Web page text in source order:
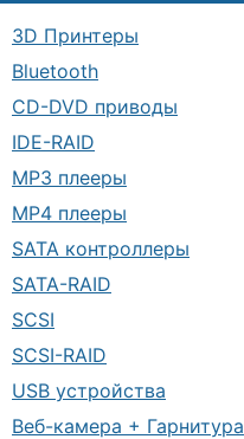
3D Принтеры
Bluetooth
CD-DVD приводы
IDE-RAID
MP3 плееры
MP4 плееры
SATA контроллеры
SATA-RAID
SCSI
SCSI-RAID
USB устройства
Веб-камера + Гарнитура